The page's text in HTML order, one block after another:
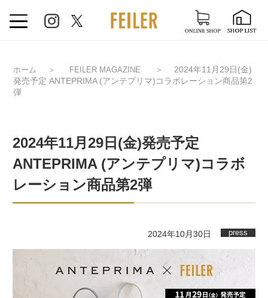
ホーム ＞ FEILER MAGAZINE ＞
2024年11月29日(金)
発売予定 ANTEPRIMA (アンテプリマ)コラボレーション商品第2
弾
2024年11月29日(金)発売予定
ANTEPRIMA (アンテプリマ)コラボ
レーション商品第2弾
2024年10月30日 press